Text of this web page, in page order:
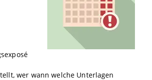
wer wann welche Unterlagen